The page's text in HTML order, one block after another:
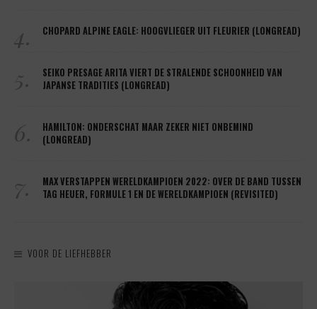
4. CHOPARD ALPINE EAGLE: HOOGVLIEGER UIT FLEURIER (LONGREAD)
5.
SEIKO PRESAGE ARITA VIERT DE STRALENDE SCHOONHEID VAN
JAPANSE TRADITIES (LONGREAD)
6.
HAMILTON: ONDERSCHAT MAAR ZEKER NIET ONBEMIND
(LONGREAD)
7.
MAX VERSTAPPEN WERELDKAMPIOEN 2022: OVER DE BAND TUSSEN
TAG HEUER, FORMULE 1 EN DE WERELDKAMPIOEN (REVISITED)
VOOR DE LIEFHEBBER